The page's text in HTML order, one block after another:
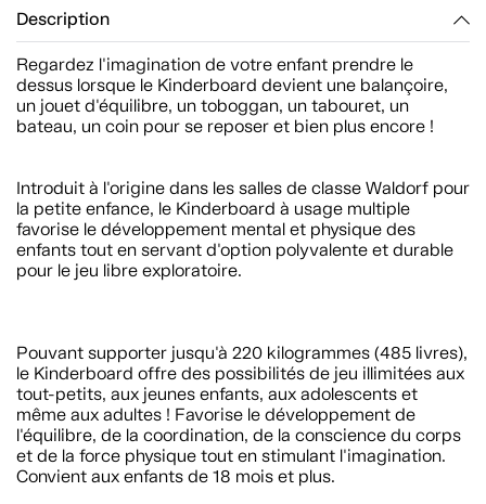
Description
Regardez l'imagination de votre enfant prendre le
dessus lorsque le Kinderboard devient une balançoire,
un jouet d'équilibre, un toboggan, un tabouret, un
bateau, un coin pour se reposer et bien plus encore !
Introduit à l'origine dans les salles de classe Waldorf pour
la petite enfance, le Kinderboard à usage multiple
favorise le développement mental et physique des
enfants tout en servant d'option polyvalente et durable
pour le jeu libre exploratoire.
Pouvant supporter jusqu'à 220 kilogrammes (485 livres),
le Kinderboard offre des possibilités de jeu illimitées aux
tout-petits, aux jeunes enfants, aux adolescents et
même aux adultes ! Favorise le développement de
l'équilibre, de la coordination, de la conscience du corps
et de la force physique tout en stimulant l'imagination.
Convient aux enfants de 18 mois et plus.